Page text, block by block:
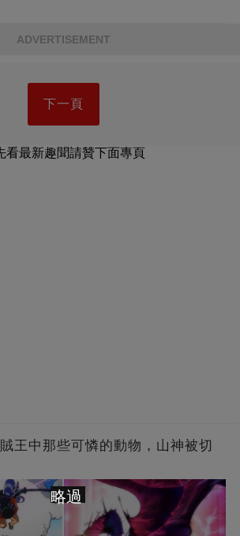
ADVERTISEMENT
下一頁
看最新趣聞請贊下面專頁
王中那些可憐的動物，山神被切
略過